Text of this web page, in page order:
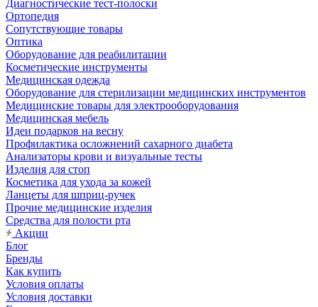
Диагностические тест-полоски
Ортопедия
Сопутствующие товары
Оптика
Оборудование для реабилитации
Косметические инструменты
Медицинская одежда
Оборудование для стерилизации медицинских инструментов
Медицинские товары для электрооборудования
Медицинская мебель
Идеи подарков на весну
Профилактика осложнений сахарного диабета
Анализаторы крови и визуальные тесты
Изделия для стоп
Косметика для ухода за кожей
Ланцеты для шприц-ручек
Прочие медицинские изделия
Средства для полости рта
Акции
Блог
Бренды
Как купить
Условия оплаты
Условия доставки